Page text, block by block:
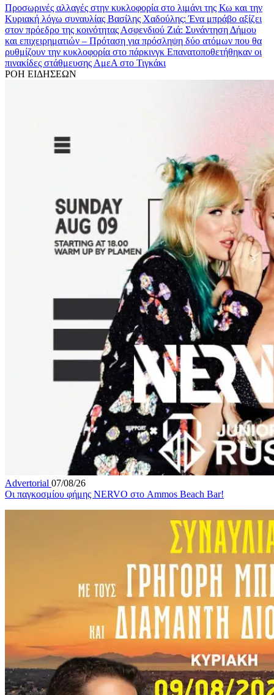
Προσωρινές αλλαγές στην κυκλοφορία στο λιμάνι της Κω και την
Κυριακή λόγω συναυλίας Βασίλης Χαδούλης: Ένα μπράβο αξίζει
στον πρόεδρο της κοινότητας Ασφενδιού Ζιά: Συνάντηση Δήμου
και επιχειρηματιών – Πρόταση για πρόσληψη δύο ατόμων που θα
ρυθμίζουν την κυκλοφορία στο πάρκινγκ Επανατοποθετήθηκαν οι
πινακίδες στάθμευσης ΑμεΑ στο Τιγκάκι
ΡΟΗ ΕΙΔΗΣΕΩΝ
Advertorial 07/08/26
Οι παγκοσμίου φήμης NERVO στο Ammos Beach Bar!